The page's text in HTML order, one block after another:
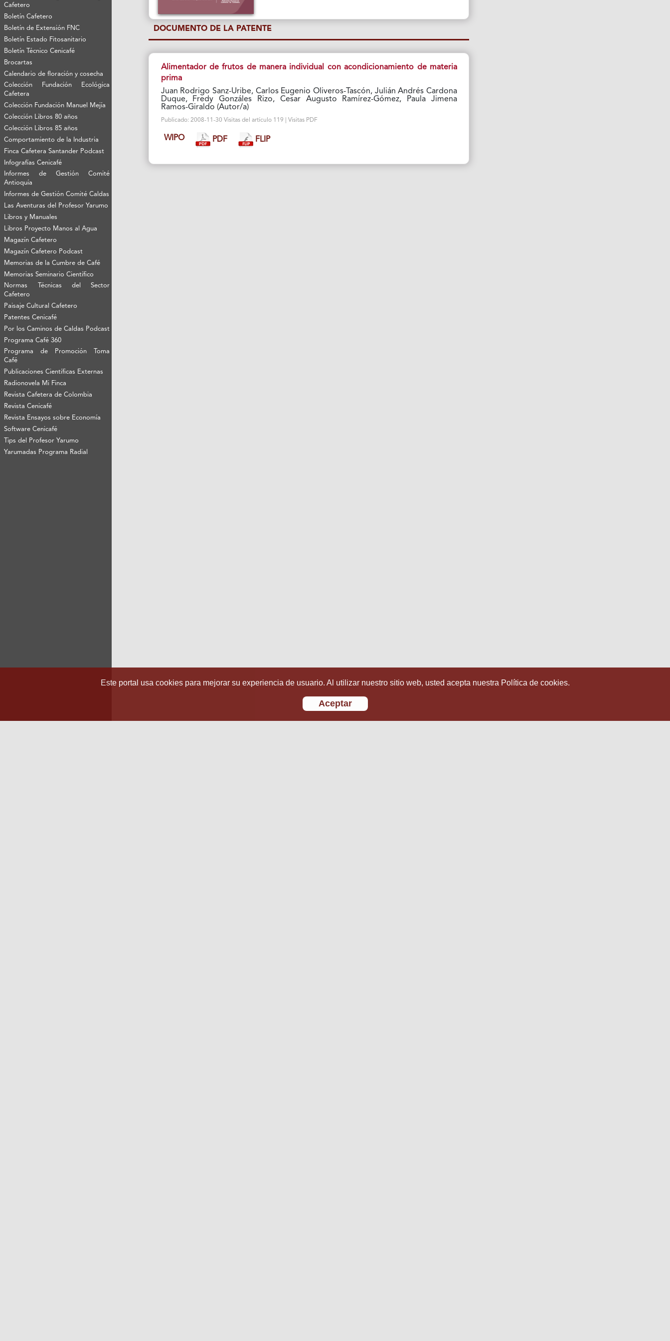
Cafetero
Boletín Cafetero
Boletín de Extensión FNC
Boletín Estado Fitosanitario
Boletín Técnico Cenicafé
Brocartas
Calendario de floración y cosecha
Colección Fundación Ecológica
Cafetera
Colección Fundación Manuel Mejía
Colección Libros 80 años
Colección Libros 85 años
Comportamiento de la Industria
Finca Cafetera Santander Podcast
Infografías Cenicafé
Informes de Gestión Comité
Antioquía
Informes de Gestión Comité Caldas
Las Aventuras del Profesor Yarumo
Libros y Manuales
Libros Proyecto Manos al Agua
Magazín Cafetero
Magazín Cafetero Podcast
Memorias de la Cumbre de Café
Memorias Seminario Científico
Normas Técnicas del Sector
Cafetero
Paisaje Cultural Cafetero
Patentes Cenicafé
Por los Caminos de Caldas Podcast
Programa Café 360
Programa de Promoción Toma
Café
Publicaciones Científicas Externas
Radionovela Mi Finca
Revista Cafetera de Colombia
Revista Cenicafé
Revista Ensayos sobre Economía
Software Cenicafé
Tips del Profesor Yarumo
Yarumadas Programa Radial
DOCUMENTO DE LA PATENTE
Alimentador de frutos de manera individual con acondicionamiento de materia
prima
Juan Rodrigo Sanz-Uribe, Carlos Eugenio Oliveros-Tascón, Julián Andrés Cardona
Duque, Fredy Gonzáles Rizo, Cesar Augusto Ramírez-Gómez, Paula Jimena
Ramos-Giraldo (Autor/a)
Publicado: 2008-11-30 Visitas del artículo 119 | Visitas PDF
WIPO PDF FLIP
Este portal usa cookies para mejorar su experiencia de usuario. Al utilizar nuestro sitio web, usted acepta nuestra Política de cookies.
Aceptar